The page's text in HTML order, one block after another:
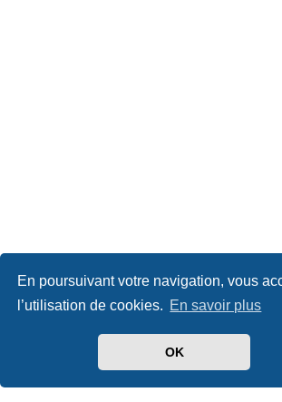
En poursuivant votre navigation, vous
l’utilisation de cookies. En savoir plus
OK